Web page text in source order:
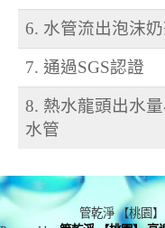
6. 水管流出泡沫
7. 通過SGS認證
8. 熱水龍頭出水
水管
管乾淨 【桃園